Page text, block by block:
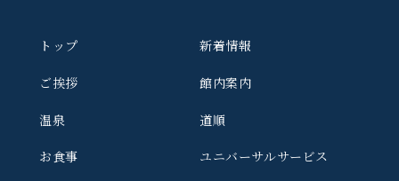
トップ
ご挨拶
温泉
お食事
新着情報
館内案内
道順
ユニバーサルサービス